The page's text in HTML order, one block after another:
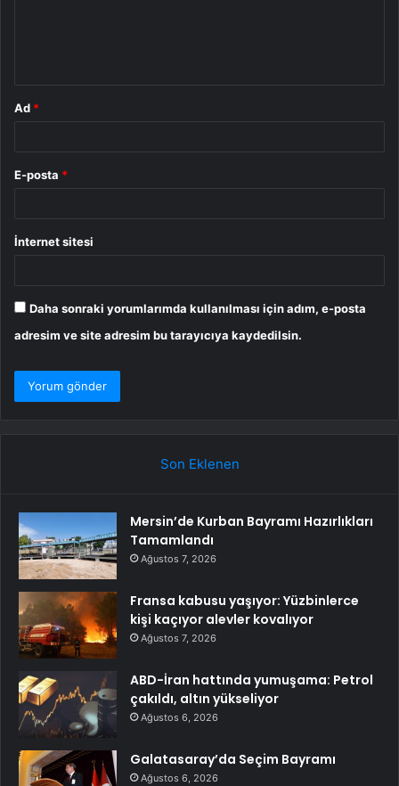
Ad *
E-posta *
İnternet sitesi
Daha sonraki yorumlarımda kullanılması için adım, e-posta
adresim ve site adresim bu tarayıcıya kaydedilsin.
Son Eklenen
Mersin’de Kurban Bayramı Hazırlıkları
Tamamlandı
Ağustos 7, 2026
Fransa kabusu yaşıyor: Yüzbinlerce
kişi kaçıyor alevler kovalıyor
Ağustos 7, 2026
ABD-İran hattında yumuşama: Petrol
çakıldı, altın yükseliyor
Ağustos 6, 2026
Galatasaray’da Seçim Bayramı
Ağustos 6, 2026